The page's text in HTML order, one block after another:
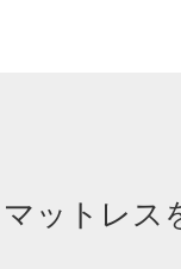
ットレス